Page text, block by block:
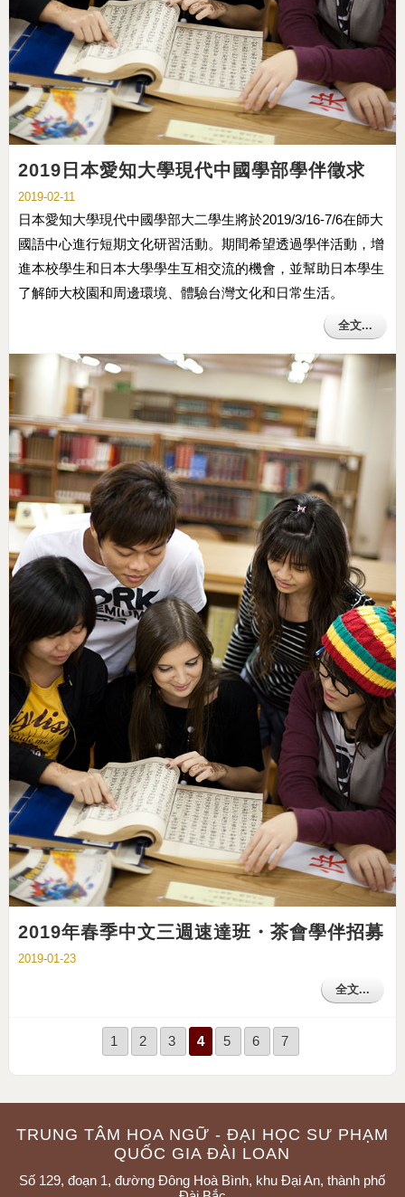
2019日本愛知大學現代中國學部學伴徵求
2019-02-11
日本愛知大學現代中國學部大二學生將於2019/3/16-7/6在師大
國語中心進行短期文化研習活動。期間希望透過學伴活動，增
進本校學生和日本大學學生互相交流的機會，並幫助日本學生
了解師大校園和周邊環境、體驗台灣文化和日常生活。
全文...
2019年春季中文三週速達班・茶會學伴招募
2019-01-23
全文...
1 2 3 4 5 6 7
TRUNG TÂM HOA NGỮ - ĐẠI HỌC SƯ PHẠM
QUỐC GIA ĐÀI LOAN
Số 129, đoạn 1, đường Đông Hoà Bình, khu Đại An, thành phố